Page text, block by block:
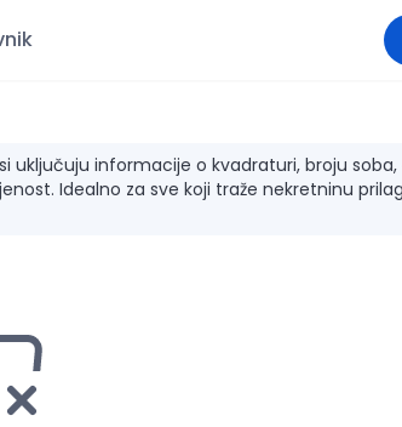
uključuju informacije o kvadraturi, broju soba,
Idealno za sve koji traže nekretninu